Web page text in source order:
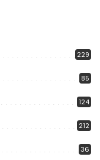
229
85
124
212
36